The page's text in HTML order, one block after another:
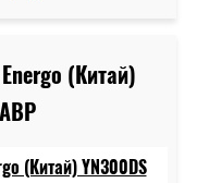
(Китай)